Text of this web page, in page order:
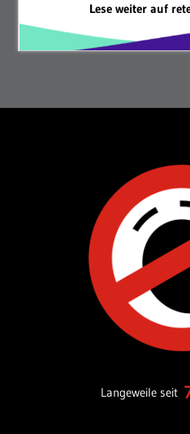
Lese weiter auf
Langeweile seit